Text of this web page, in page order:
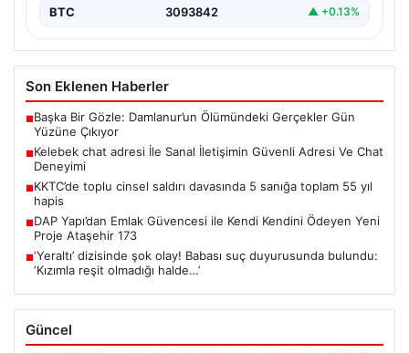
BTC 3093842 ▲ +0.13%
Son Eklenen Haberler
■Başka Bir Gözle: Damlanur’un Ölümündeki Gerçekler Gün
Yüzüne Çıkıyor
■Kelebek chat adresi İle Sanal İletişimin Güvenli Adresi Ve Chat
Deneyimi
■KKTC’de toplu cinsel saldırı davasında 5 sanığa toplam 55 yıl
hapis
■DAP Yapı’dan Emlak Güvencesi ile Kendi Kendini Ödeyen Yeni
Proje Ataşehir 173
■‘Yeraltı’ dizisinde şok olay! Babası suç duyurusunda bulundu:
‘Kızımla reşit olmadığı halde…’
Güncel